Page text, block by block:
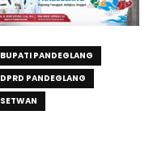
BUPATI PANDEGLANG
DPRD PANDEGLANG
SETWAN